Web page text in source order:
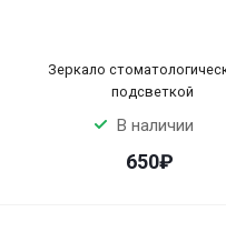
Зеркало
подсветкой
В наличии
650₽